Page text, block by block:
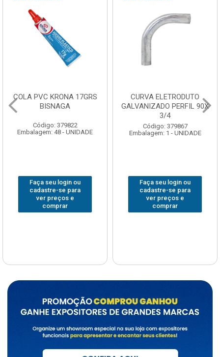
COLA PVC KRONA 17GRS
BISNAGA
Código: 379822
Embalagem: 48 - UNIDADE
Faça seu login ou
cadastre-se para
ver preços e
comprar
CURVA ELETRODUTO
GALVANIZADO PERFIL 90X
3/4
Código: 379867
Embalagem: 1 - UNIDADE
Faça seu login ou
cadastre-se para
ver preços e
comprar